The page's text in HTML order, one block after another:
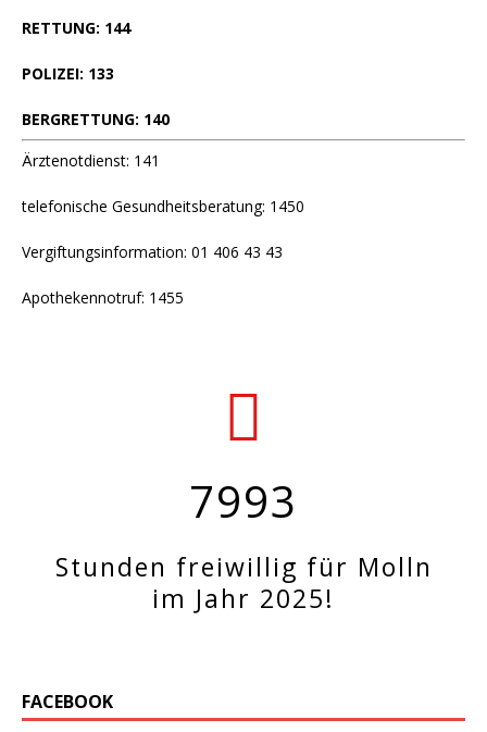
RETTUNG: 144
POLIZEI: 133
BERGRETTUNG: 140
Ärztenotdienst: 141
telefonische Gesundheitsberatung: 1450
Vergiftungsinformation: 01 406 43 43
Apothekennotruf: 1455
7993
Stunden freiwillig für Molln
im Jahr 2025!
FACEBOOK